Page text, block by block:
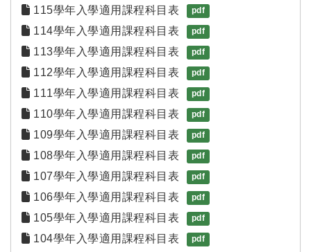
115學年入學適用課程科目表 pdf
114學年入學適用課程科目表 pdf
113學年入學適用課程科目表 pdf
112學年入學適用課程科目表 pdf
111學年入學適用課程科目表 pdf
110學年入學適用課程科目表 pdf
109學年入學適用課程科目表 pdf
108學年入學適用課程科目表 pdf
107學年入學適用課程科目表 pdf
106學年入學適用課程科目表 pdf
105學年入學適用課程科目表 pdf
104學年入學適用課程科目表 pdf